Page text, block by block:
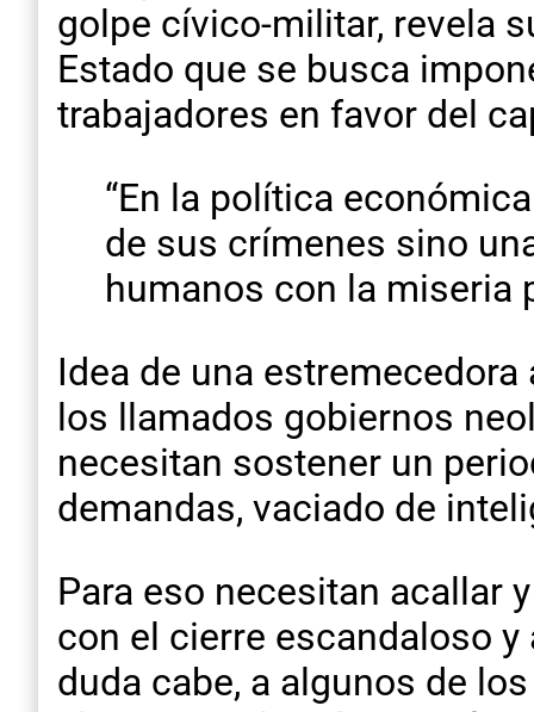
golpe cívico-militar, revela
Estado que se busca
trabajadores en favor del
“En la política
de sus crímenes sino
humanos con la miseria
Idea de una
los llamados gobiernos
necesitan sostener un
demandas, vaciado de
Para eso necesitan acallar
con el cierre escandaloso y
duda cabe, a algunos de